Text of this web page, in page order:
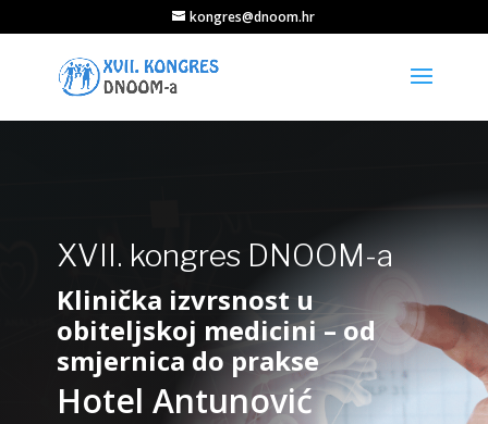
kongres@dnoom.hr
XVII. kongres DNOOM-a
Klinička izvrsnost u
obiteljskoj medicini – od
smjernica do prakse
Hotel Antunović